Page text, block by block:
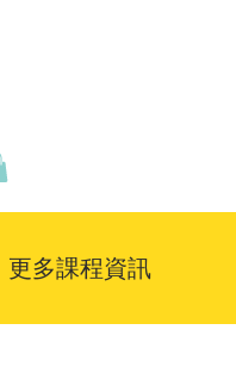
更多課程資訊